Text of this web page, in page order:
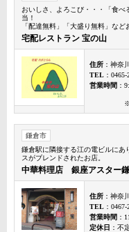
おいしさ、よろこび・・・「食
当！
「配達無料」「大盛り無料」など
宅配レストラン 宝の山
住所 ：神奈
TEL ：
営業時間 ：
鎌倉市
鎌倉駅に隣接する江の電ビルにあ
スがブレンドされたお店。
中華料理店 銀座アスター
住所 ：神奈
TEL ：
営業時間 ：
定休日 ：不